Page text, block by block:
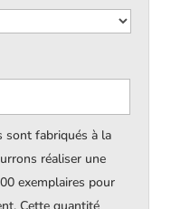
sont fabriqués à la
réaliser une
exemplaires pour